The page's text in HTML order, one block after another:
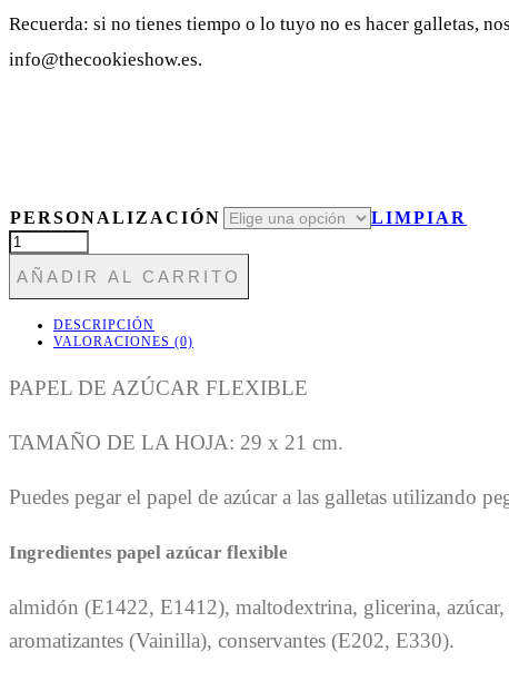
Recuerda: si no tienes tiempo o lo tuyo no es hacer galletas,
info@thecookieshow.es.
PERSONALIZACIÓN
LIMPIAR
T281
CIERVO
TIRANTES
PUNTOS
CANTIDAD
AÑADIR AL CARRITO
DESCRIPCIÓN
VALORACIONES (0)
PAPEL DE AZÚCAR FLEXIBLE
TAMAÑO DE LA HOJA: 29 x 21 cm.
Puedes pegar el papel de azúcar a las galletas utilizando
Ingredientes papel azúcar flexible
almidón (E1422, E1412), maltodextrina, glicerina,
aromatizantes (Vainilla), conservantes (E202, E330).